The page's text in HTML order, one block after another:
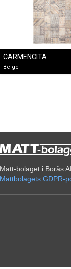
CARMENCITA
Beige
Matt-bolaget i Borås
Mattbolagets GDPR-